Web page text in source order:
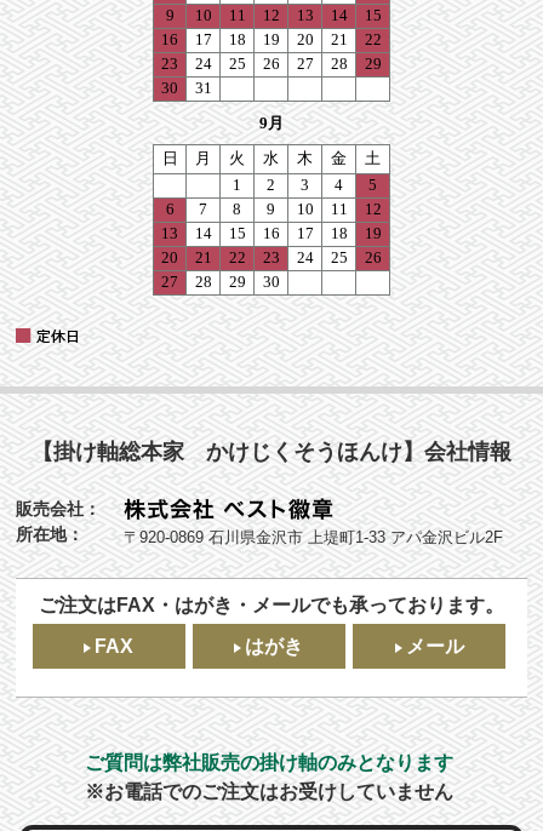
【掛け軸総本家 かけじくそうほんけ】会社情報
販売会社：
所在地：
〒920-0869 石川県金沢市 上堤町1-33 アパ金沢ビル2F
ご注文はFAX・はがき・メールでも承っております。
FAX
はがき メール
ご質問は弊社販売の掛け軸のみとなります
※お電話でのご注文はお受けしていません